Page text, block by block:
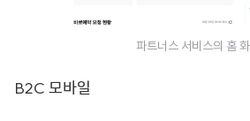
파트너스 서비스의 홈
B2C 모바일